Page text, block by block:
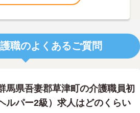
職のよくあるご質問
馬県吾妻郡草津町の介護職員初
ルパー2級）求人はどのくらい